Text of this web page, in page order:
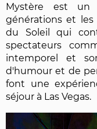
Mystère est un
générations et
du Soleil qui
spectateurs
intemporel et
d'humour et de
font une
séjour à Las Vegas.